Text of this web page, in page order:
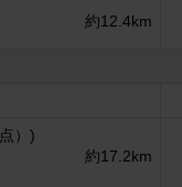
約12.4km
）)
約17.2km